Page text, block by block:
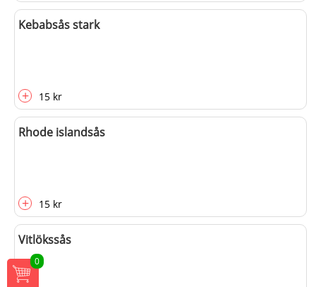
0
Kebabsås stark
+ 15 kr
Rhode islandsås
+ 15 kr
Vitlökssås